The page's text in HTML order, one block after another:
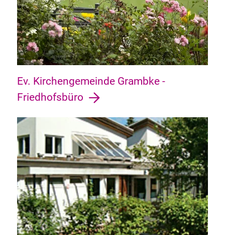
Ev. Kirchengemeinde Grambke -
Friedhofsbüro